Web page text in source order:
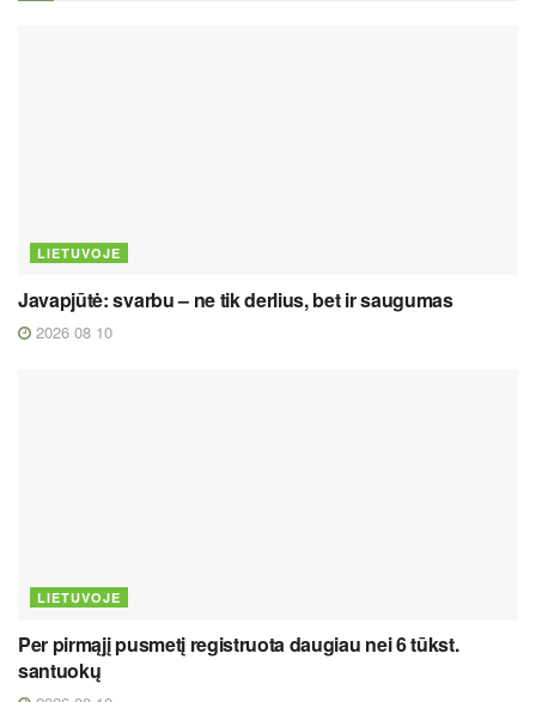
LIETUVOJE
Javapjūtė: svarbu – ne tik derlius, bet ir saugumas
2026 08 10
LIETUVOJE
Per pirmąjį pusmetį registruota daugiau nei 6 tūkst.
santuokų